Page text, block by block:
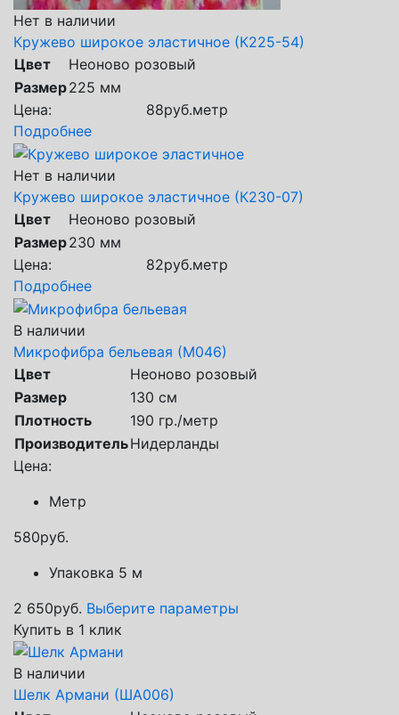
Нет в наличии
Кружево широкое эластичное (К225-54)
Цвет
Неоново розовый
Размер225 мм
Цена:
88руб.метр
Подробнее
Нет в наличии
Кружево широкое эластичное (К230-07)
Цвет
Неоново розовый
Размер230 мм
Цена:
82руб.метр
Подробнее
В наличии
Микрофибра бельевая (М046)
Цвет
Неоново розовый
Размер
130 см
Плотность
190 гр./метр
ПроизводительНидерланды
Цена:
Метр
580руб.
Упаковка 5 м
2 650руб. Выберите параметры
Купить в 1 клик
В наличии
Шелк Армани (ША006)